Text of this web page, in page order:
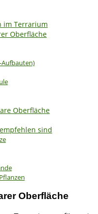
im Terrarium
Oberfläche
Oberfläche
sind
Oberfläche